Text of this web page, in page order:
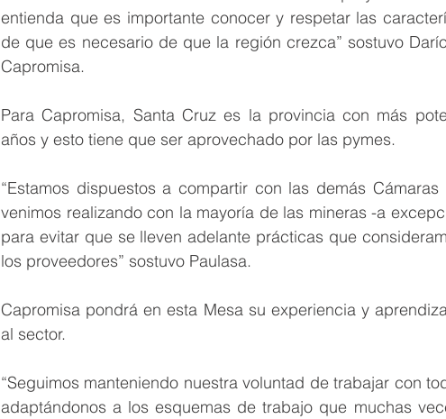
entienda que es importante conocer y respetar las
de que es necesario de que la región crezca” sostuvo
Capromisa.
Para Capromisa, Santa Cruz es la provincia con más
años y esto tiene que ser aprovechado por las pymes.
“Estamos dispuestos a compartir con las demás
venimos realizando con la mayoría de las mineras -a
para evitar que se lleven adelante prácticas que
los proveedores” sostuvo Paulasa.
Capromisa pondrá en esta Mesa su experiencia y
al sector.
“Seguimos manteniendo nuestra voluntad de trabajar con
adaptándonos a los esquemas de trabajo que muchas